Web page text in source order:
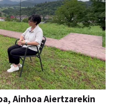
Ainhoa Aiertzarekin